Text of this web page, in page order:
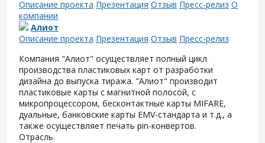
Описание проекта Презентация Отзыв Пресс-релиз О
компании
Алиот
Описание проекта Презентация Отзыв Пресс-релиз
Компания "Алиот" осуществляет полный цикл
производства пластиковых карт от разработки
дизайна до выпуска тиража. "Алиот" производит
пластиковые карты с магнитной полосой, с
микропроцессором, бесконтактные карты MIFARE,
дуальные, банковские карты EMV-стандарта и т.д., а
также осуществляет печать pin-конвертов.
Отрасль